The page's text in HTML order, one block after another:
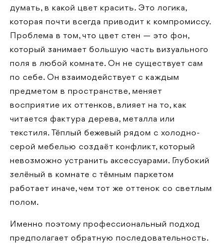
думать, в какой цвет красить. Это логика,
которая почти всегда приводит к компромиссу.
Проблема в том, что цвет стен — это фон,
который занимает большую часть визуального
поля в любой комнате. Он не существует сам
по себе. Он взаимодействует с каждым
предметом в пространстве, меняет
восприятие их оттенков, влияет на то, как
читается фактура дерева, металла или
текстиля. Тёплый бежевый рядом с холодно-
серой мебелью создаёт конфликт, который
невозможно устранить аксессуарами. Глубокий
зелёный в комнате с тёмным паркетом
работает иначе, чем тот же оттенок со светлым
полом.
Именно поэтому профессиональный подход
предполагает обратную последовательность.